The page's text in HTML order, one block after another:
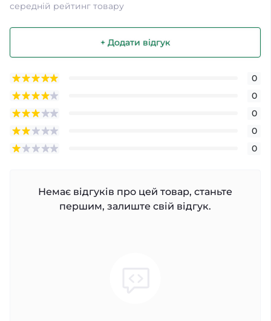
середній рейтинг товару
+ Додати відгук
0
0
0
0
0
Немає відгуків про цей товар, станьте
першим, залиште свій відгук.